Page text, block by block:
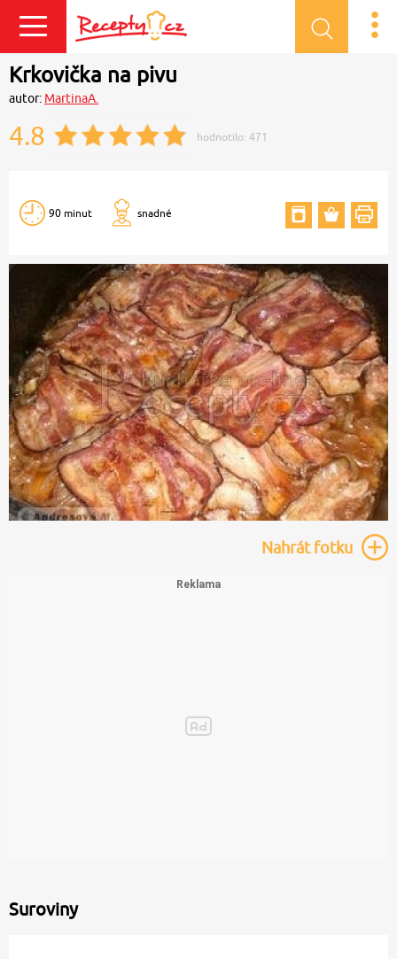
Přihlásit se
Krkovička na pivu
autor: MartinaA.
4.8 hodnotilo: 471
90 minut snadné
Nahrátfotku
Suroviny